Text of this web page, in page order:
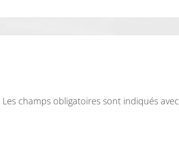
Les champs obligatoires sont indiqués avec